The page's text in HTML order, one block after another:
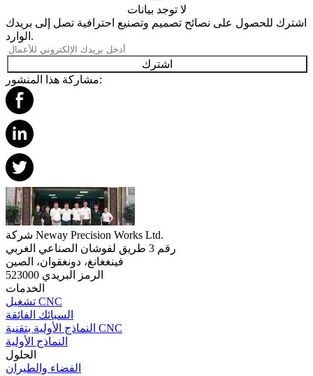
لا توجد بيانات
اشترك للحصول على نصائح تصميم وتصنيع احترافية تصل إلى بريدك
الوارد.
اشترك
مشاركة هذا المنشور:
شركة Neway Precision Works Ltd.
رقم 3 طريق لفوشان الصناعي الغربي
فينغغانغ، دونغقوان، الصين
الرمز البريدي 523000
الخدمات
تشغيل CNC
السبائك الفائقة
النماذج الأولية بتقنية CNC
النماذج الأولية
الحلول
الفضاء والطيران